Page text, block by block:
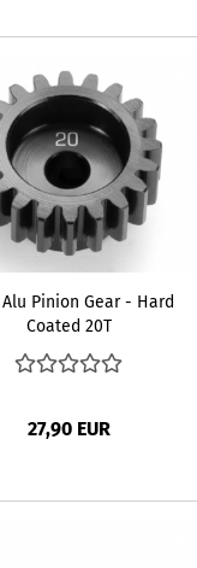
Pinion Gear - Hard
Coated 20T
27,90 EUR